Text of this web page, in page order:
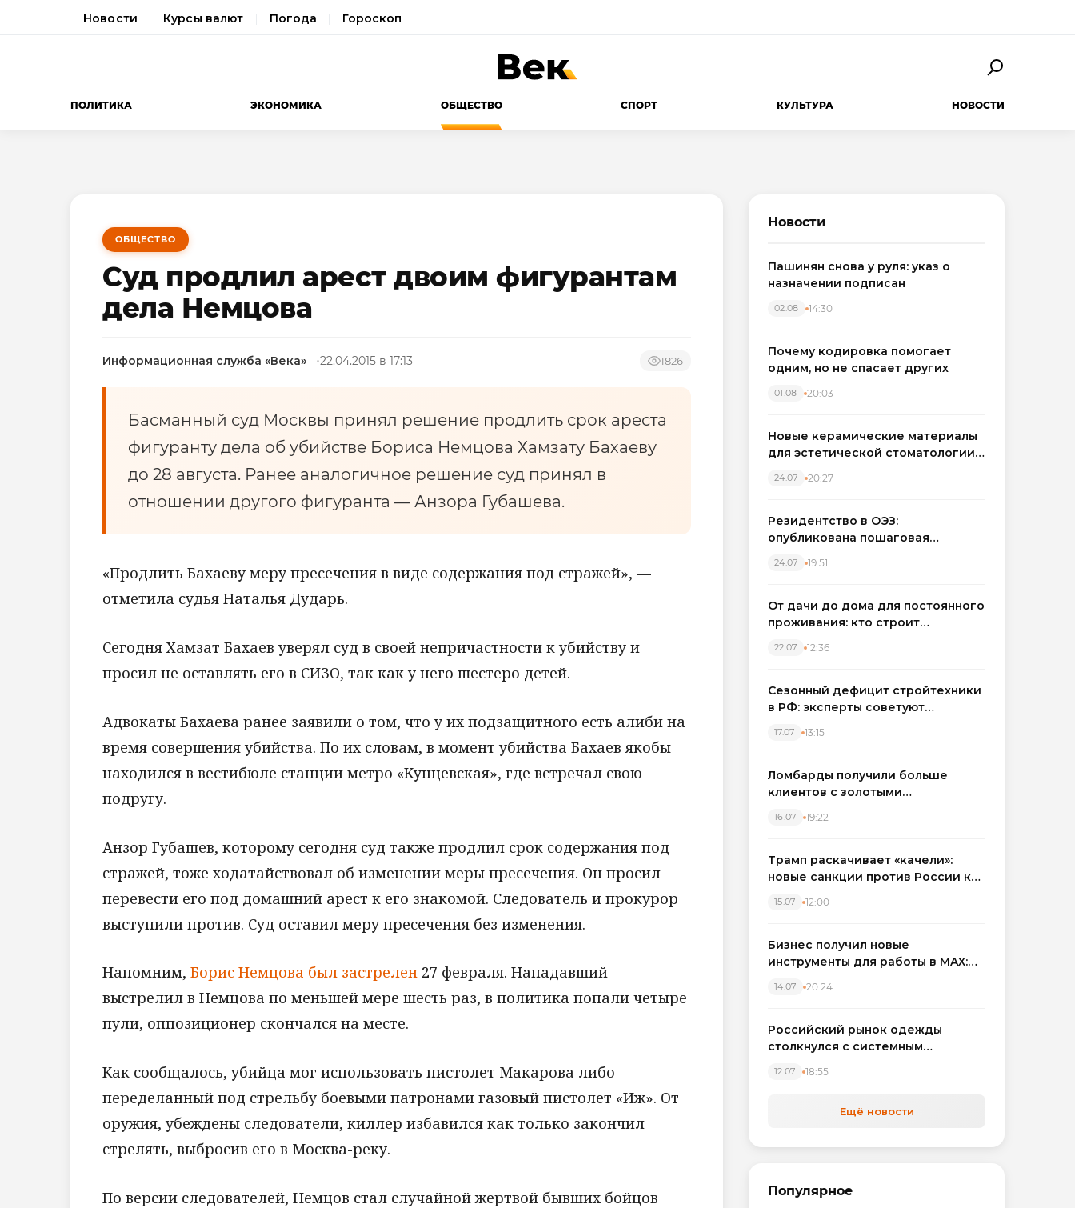
Новости Курсы валют Погода Гороскоп
ПОЛИТИКА ЭКОНОМИКА ОБЩЕСТВО СПОРТ КУЛЬТУРА НОВОСТИ
ОБЩЕСТВО
Суд продлил арест двоим фигурантам
дела Немцова
Информационная служба «Века» 22.04.2015 в 17:13 1826
Басманный суд Москвы принял решение продлить срок ареста
фигуранту дела об убийстве Бориса Немцова Хамзату Бахаеву
до 28 августа. Ранее аналогичное решение суд принял в
отношении другого фигуранта — Анзора Губашева.
«Продлить Бахаеву меру пресечения в виде содержания под стражей», —
отметила судья Наталья Дударь.
Сегодня Хамзат Бахаев уверял суд в своей непричастности к убийству и
просил не оставлять его в СИЗО, так как у него шестеро детей.
Адвокаты Бахаева ранее заявили о том, что у их подзащитного есть алиби на
время совершения убийства. По их словам, в момент убийства Бахаев якобы
находился в вестибюле станции метро «Кунцевская», где встречал свою
подругу.
Анзор Губашев, которому сегодня суд также продлил срок содержания под
стражей, тоже ходатайствовал об изменении меры пресечения. Он просил
перевести его под домашний арест к его знакомой. Следователь и прокурор
выступили против. Суд оставил меру пресечения без изменения.
Напомним, Борис Немцова был застрелен 27 февраля. Нападавший
выстрелил в Немцова по меньшей мере шесть раз, в политика попали четыре
пули, оппозиционер скончался на месте.
Как сообщалось, убийца мог использовать пистолет Макарова либо
переделанный под стрельбу боевыми патронами газовый пистолет «Иж». От
оружия, убеждены следователи, киллер избавился как только закончил
стрелять, выбросив его в Москва-реку.
По версии следователей, Немцов стал случайной жертвой бывших бойцов
Новости
Пашинян снова у руля: указ о
назначении подписан
02.08 14:30
Почему кодировка помогает
одним, но не спасает других
01.08 20:03
Новые керамические материалы
для эстетической стоматологии
24.07 20:27
Резидентство в ОЭЗ:
опубликована пошаговая
налоговых льгот для инвесторов
24.07 19:51
От дачи до дома для постоянного
проживания: кто строит
Западном регионе
22.07 12:36
Сезонный дефицит стройтехники
в РФ: эксперты советуют
17.07 13:15
Ломбарды получили больше
клиентов с золотыми
вырос на фоне подорожания
16.07 19:22
Трамп раскачивает «качели»:
новые санкции против России как
15.07 12:00
Бизнес получил новые
инструменты для работы в MAX:
автоматизируют обработку
14.07 20:24
Российский рынок одежды
столкнулся с системным
12.07 18:55
Ещё новости
Популярное